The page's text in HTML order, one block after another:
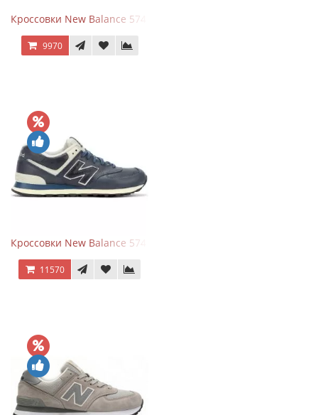
Кроссовки New Balance 574 Classic Blue Grey
9970
Кроссовки New Balance 574 Classic Blue White Leather
11570